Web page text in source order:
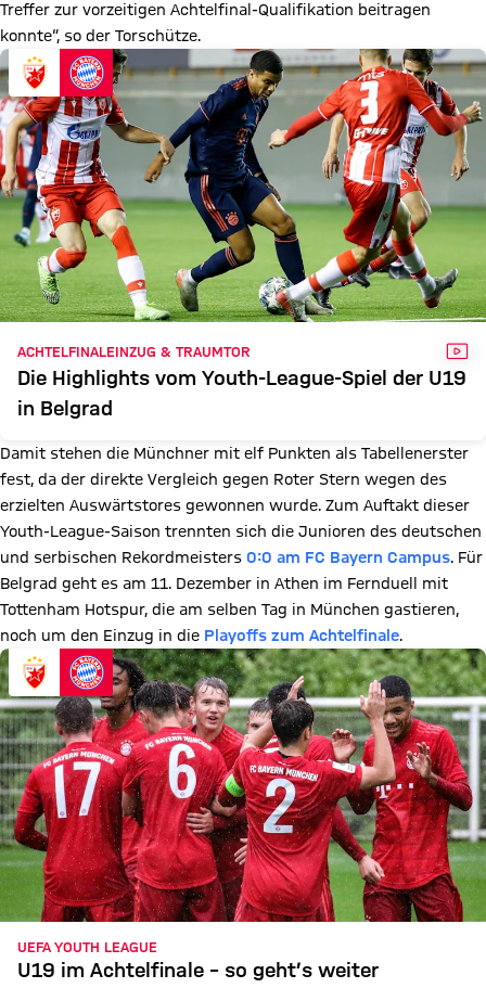
Treffer zur vorzeitigen Achtelfinal-Qualifikation beitragen
konnte“, so der Torschütze.
ACHTELFINALEINZUG & TRAUMTOR
Die Highlights vom Youth-League-Spiel der U19
in Belgrad
Damit stehen die Münchner mit elf Punkten als Tabellenerster
fest, da der direkte Vergleich gegen Roter Stern wegen des
erzielten Auswärtstores gewonnen wurde. Zum Auftakt dieser
Youth-League-Saison trennten sich die Junioren des deutschen
und serbischen Rekordmeisters 0:0 am FC Bayern Campus. Für
Belgrad geht es am 11. Dezember in Athen im Fernduell mit
Tottenham Hotspur, die am selben Tag in München gastieren,
noch um den Einzug in die Playoffs zum Achtelfinale.
UEFA YOUTH LEAGUE
U19 im Achtelfinale – so geht’s weiter